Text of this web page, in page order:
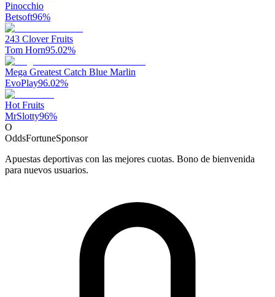
Pinocchio
Betsoft96%
243 Clover Fruits
Tom Horn95.02%
Mega Greatest Catch Blue Marlin
EvoPlay96.02%
Hot Fruits
MrSlotty96%
O
OddsFortuneSponsor
Apuestas deportivas con las mejores cuotas. Bono de bienvenida
para nuevos usuarios.